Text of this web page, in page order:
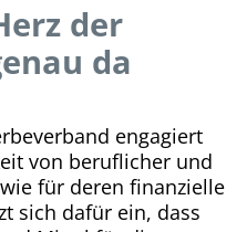
der
da
engagiert
von beruflicher und
für deren finanzielle
sich dafür ein, dass